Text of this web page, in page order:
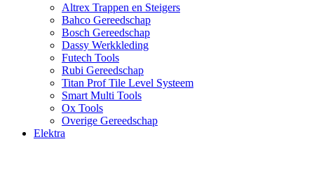
Altrex Trappen en Steigers
Bahco Gereedschap
Bosch Gereedschap
Dassy Werkkleding
Futech Tools
Rubi Gereedschap
Titan Prof Tile Level Systeem
Smart Multi Tools
Ox Tools
Overige Gereedschap
Elektra